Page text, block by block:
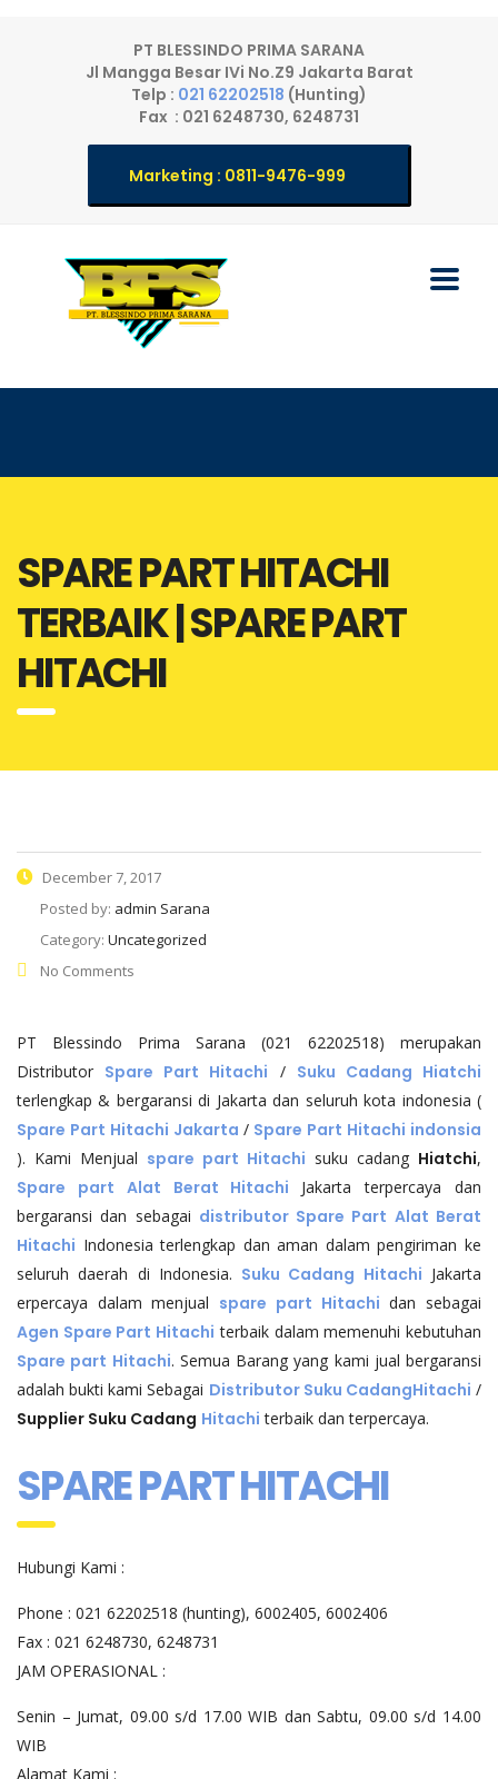
PT BLESSINDO PRIMA SARANA
Jl Mangga Besar IVi No.Z9 Jakarta Barat
Telp : 021 62202518 (Hunting)
Fax : 021 6248730, 6248731
Marketing : 0811-9476-999
SPARE PART HITACHI
TERBAIK | SPARE PART
HITACHI
December 7, 2017
Posted by: admin Sarana
Category: Uncategorized
No Comments
PT Blessindo Prima Sarana (021 62202518) merupakan
Distributor Spare Part Hitachi / Suku Cadang Hiatchi
terlengkap & bergaransi di Jakarta dan seluruh kota indonesia (
Spare Part Hitachi Jakarta / Spare Part Hitachi indonsia
). Kami Menjual spare part Hitachi suku cadang Hiatchi,
Spare part Alat Berat Hitachi
Jakarta terpercaya dan
bergaransi dan sebagai distributor Spare Part Alat Berat
Hitachi Indonesia terlengkap dan aman dalam pengiriman ke
seluruh daerah di Indonesia. Suku Cadang Hitachi Jakarta
erpercaya dalam menjual spare part Hitachi dan sebagai
Agen Spare Part Hitachi terbaik dalam memenuhi kebutuhan
Spare part Hitachi. Semua Barang yang kami jual bergaransi
adalah bukti kami Sebagai Distributor Suku CadangHitachi /
Supplier Suku Cadang Hitachi terbaik dan terpercaya.
SPARE PART HITACHI
Hubungi Kami :
Phone : 021 62202518 (hunting), 6002405, 6002406
Fax : 021 6248730, 6248731
JAM OPERASIONAL :
Senin – Jumat, 09.00 s/d 17.00 WIB dan Sabtu, 09.00 s/d 14.00
WIB
Alamat Kami :